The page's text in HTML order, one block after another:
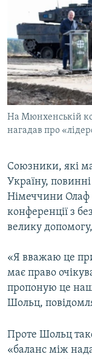
СПЕЦПРОЕКТИ
ДЕПОРТАЦІЯ
ВІДЕОУРОКИ
СВІДЧЕННЯ
УКРАЇНСЬКА
ІНФОГРАФІКА
ЯК ОБІЙТИ
Русский
Qırımtatar
ДОЛУЧАЙСЯ!
Усі сайти RFE/
На Мюнхенській
нагадав про
Союзники, які
Україну,
Німеччини
конференції з
велику
«Я вважаю це
має право
пропоную це
Шольц,
Проте Шольц
«баланс між